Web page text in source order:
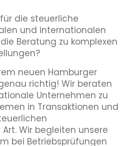
die steuerliche
und internationalen
Beratung zu komplexen
neuen Hamburger
richtig! Wir beraten
Unternehmen zu
in Transaktionen und
Wir begleiten unsere
bei Betriebsprüfungen